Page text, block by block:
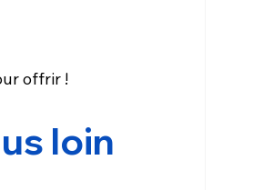
offrir !
loin